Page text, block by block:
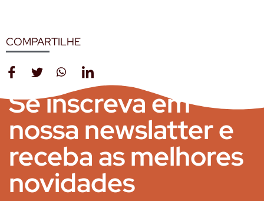
COMPARTILHE
Se inscreva em
nossa newslatter e
receba as melhores
novidades